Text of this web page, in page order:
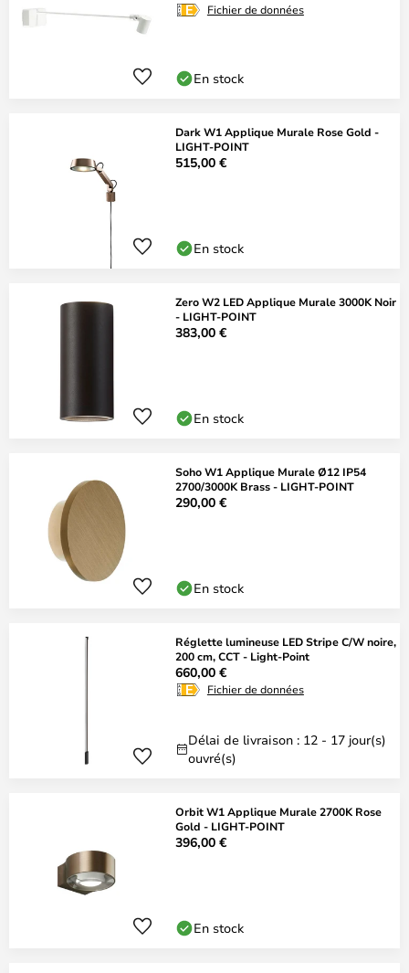
Fichier de données
En stock
Dark W1 Applique Murale Rose Gold -
LIGHT-POINT
515,00 €
En stock
Zero W2 LED Applique Murale 3000K Noir
- LIGHT-POINT
383,00 €
En stock
Soho W1 Applique Murale Ø12 IP54
2700/3000K Brass - LIGHT-POINT
290,00 €
En stock
Réglette lumineuse LED Stripe C/W noire,
200 cm, CCT - Light-Point
660,00 €
Fichier de données
Délai de livraison : 12 - 17 jour(s)
ouvré(s)
Orbit W1 Applique Murale 2700K Rose
Gold - LIGHT-POINT
396,00 €
En stock